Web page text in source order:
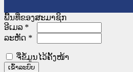
ພື້ນທີ່ຂອງສະມາຊິກ
ອີເມລ *
ລະຫັດ *
ຈື່ຂໍ້ມູນໄວ້ຄັ້ງໜ້າ